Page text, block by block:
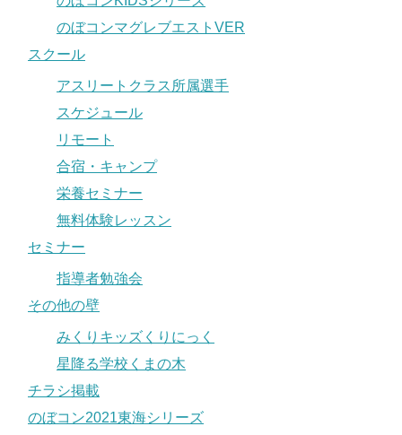
のぼコンマグレブエストVER
スクール
アスリートクラス所属選手
スケジュール
リモート
合宿・キャンプ
栄養セミナー
無料体験レッスン
セミナー
指導者勉強会
その他の壁
みくりキッズくりにっく
星降る学校くまの木
チラシ掲載
のぼコン2021東海シリーズ